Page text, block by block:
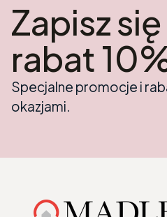
Zapisz
rabat
Specjalne promocje i
okazjami.